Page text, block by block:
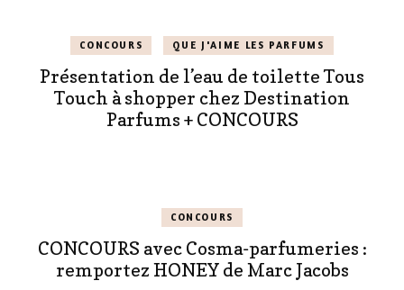
CONCOURS QUE J'AIME LES PARFUMS
Présentation de l’eau de toilette Tous
Touch à shopper chez Destination
Parfums + CONCOURS
CONCOURS
CONCOURS avec Cosma-parfumeries :
remportez HONEY de Marc Jacobs